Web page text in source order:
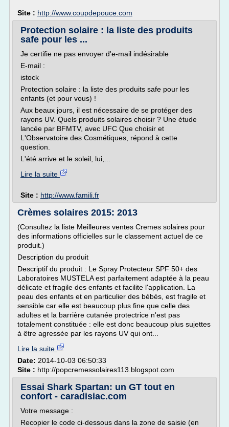
Site : http://www.coupdepouce.com
Protection solaire : la liste des produits
safe pour les ...
Je certifie ne pas envoyer d'e-mail indésirable
E-mail :
istock
Protection solaire : la liste des produits safe pour les
enfants (et pour vous) !
Aux beaux jours, il est nécessaire de se protéger des
rayons UV. Quels produits solaires choisir ? Une étude
lancée par BFMTV, avec UFC Que choisir et
L'Observatoire des Cosmétiques, répond à cette
question.
L'été arrive et le soleil, lui,...
Lire la suite
Site : http://www.famili.fr
Crèmes solaires 2015: 2013
(Consultez la liste Meilleures ventes Cremes solaires pour
des informations officielles sur le classement actuel de ce
produit.)
Description du produit
Descriptif du produit : Le Spray Protecteur SPF 50+ des
Laboratoires MUSTELA est parfaitement adaptée à la peau
délicate et fragile des enfants et facilite l'application. La
peau des enfants et en particulier des bébés, est fragile et
sensible car elle est beaucoup plus fine que celle des
adultes et la barrière cutanée protectrice n'est pas
totalement constituée : elle est donc beaucoup plus sujettes
à être agressée par les rayons UV qui ont...
Lire la suite
Date: 2014-10-03 06:50:33
Site : http://popcremessolaires113.blogspot.com
Essai Shark Spartan: un GT tout en
confort - caradisiac.com
Votre message :
Recopier le code ci-dessous dans la zone de saisie (en